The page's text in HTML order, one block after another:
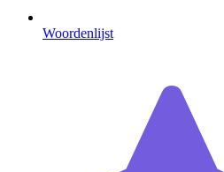
Woordenlijst